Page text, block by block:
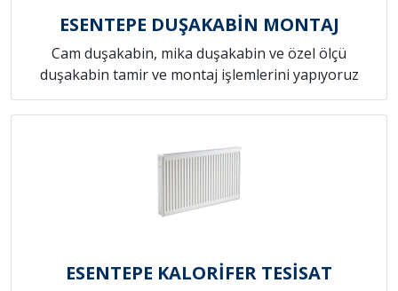
ESENTEPE DUŞAKABİN MONTAJ
Cam duşakabin, mika duşakabin ve özel ölçü
duşakabin tamir ve montaj işlemlerini yapıyoruz
ESENTEPE KALORİFER TESİSAT